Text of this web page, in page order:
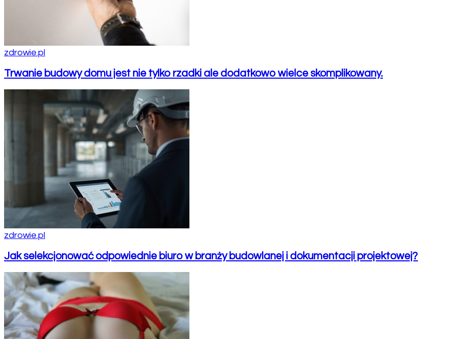
zdrowie.pl
Trwanie budowy domu jest nie tylko rzadki ale dodatkowo wielce skomplikowany.
zdrowie.pl
Jak selekcjonować odpowiednie biuro w branży budowlanej i dokumentacji projektowej?